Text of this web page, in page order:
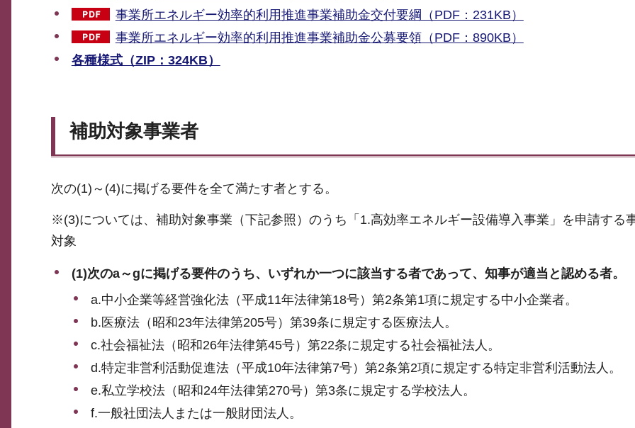
事業所エネルギー効率的利用推進事業補助金交付要綱（PDF：231KB）
事業所エネルギー効率的利用推進事業補助金公募要領（PDF：890KB）
各種様式（ZIP：324KB）
補助対象事業者
次の(1)～(4)に掲げる要件を全て満たす者とする。
※(3)については、補助対象事業（下記参照）のうち「1.高効率エネルギー設備導入事業」を申請する
対象
(1)次のa～gに掲げる要件のうち、いずれか一つに該当する者であって、知事が適当と認める者。
a.中小企業等経営強化法（平成11年法律第18号）第2条第1項に規定する中小企業者。
b.医療法（昭和23年法律第205号）第39条に規定する医療法人。
c.社会福祉法（昭和26年法律第45号）第22条に規定する社会福祉法人。
d.特定非営利活動促進法（平成10年法律第7号）第2条第2項に規定する特定非営利活動法人。
e.私立学校法（昭和24年法律第270号）第3条に規定する学校法人。
f.一般社団法人または一般財団法人。